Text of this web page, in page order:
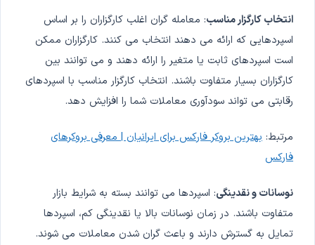
انتخاب کارگزار مناسب: معامله گران اغلب کارگزاران را بر اساس
اسپردهایی که ارائه می دهند انتخاب می کنند. کارگزاران ممکن
است اسپردهای ثابت یا متغیر را ارائه دهند و می توانند بین
کارگزاران بسیار متفاوت باشند. انتخاب کارگزار مناسب با اسپردهای
رقابتی می تواند سودآوری معاملات شما را افزایش دهد.
مرتبط: بهترین بروکر فارکس برای ایرانیان | معرفی بروکرهای
فارکس
نوسانات و نقدینگی: اسپردها می توانند بسته به شرایط بازار
متفاوت باشند. در زمان نوسانات بالا یا نقدینگی کم، اسپردها
تمایل به گسترش دارند و باعث گران شدن معاملات می شوند.